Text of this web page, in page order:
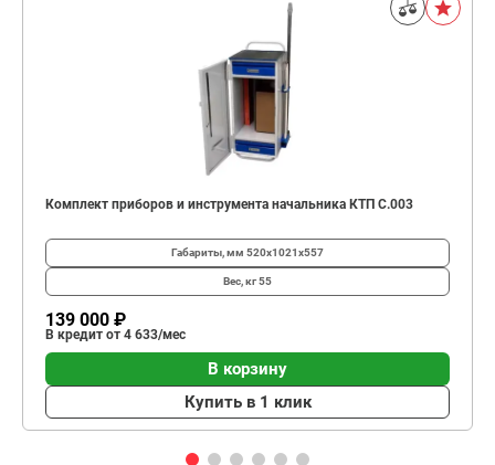
Комплект приборов и инструмента начальника КТП C.003
Габариты, мм 520х1021х557
Вес, кг55
139 000 ₽
В кредит от 4 633/мес
В корзину
Купить в 1 клик